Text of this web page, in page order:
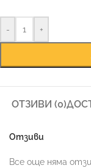
- +
ОТЗИВИ (0)
Отзиви
Все още няма